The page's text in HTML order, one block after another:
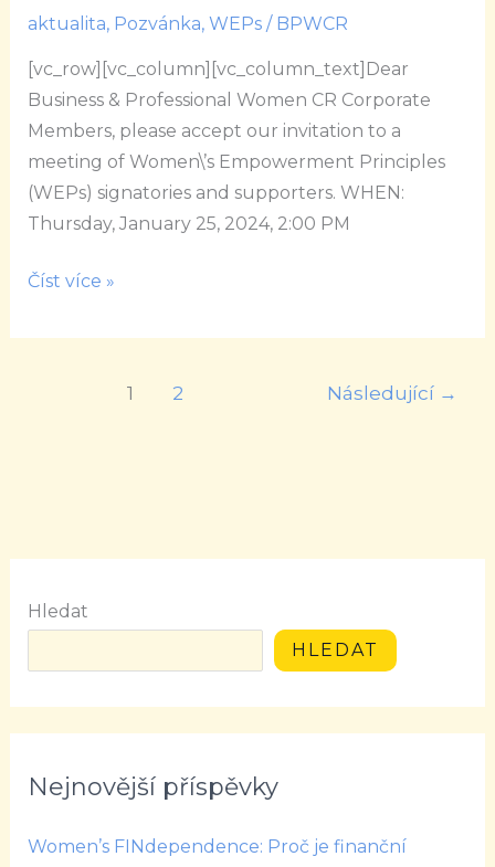
aktualita, Pozvánka, WEPs/ BPWCR
[vc_row][vc_column][vc_column_text]Dear
Business & Professional Women CR Corporate
Members, please accept our invitation to a
meeting of Women\’s Empowerment Principles
(WEPs) signatories and supporters. WHEN:
Thursday, January 25, 2024, 2:00 PM
BUSINESS
Číst více »
1 2 Následující →
Hledat
HLEDAT
Nejnovější příspěvky
Women’s FINdependence: Proč je finanční